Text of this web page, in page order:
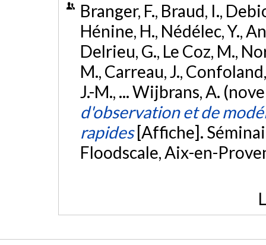
Branger, F., Braud, I.,
Hénine, H., Nédélec, Y.,
Delrieu, G., Le Coz, M.,
M., Carreau, J.,
J.-M., ... Wijbrans, A.
d'observation et de
rapides [Affiche].
Floodscale, Aix-en-